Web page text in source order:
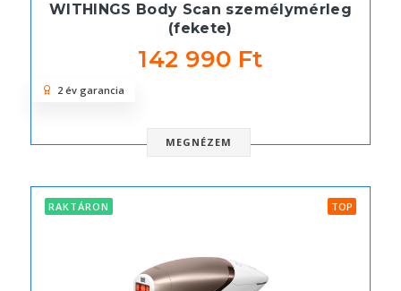
WITHINGS Body Scan személymérleg
(fekete)
142 990 Ft
MEGNÉZEM
2 év garancia
RAKTÁRON TOP